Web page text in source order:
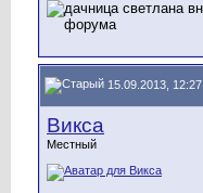
15.09.2013, 12:27
Викса
Местный